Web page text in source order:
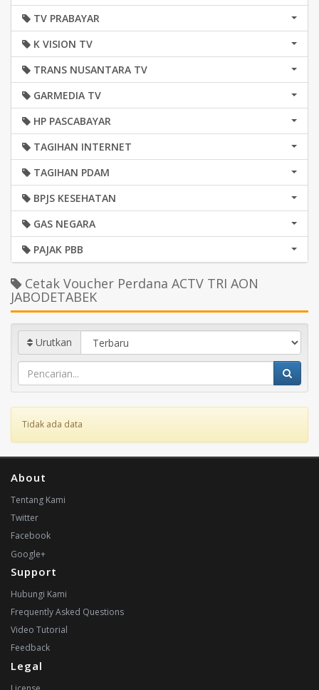
TV PRABAYAR
K VISION TV
TRANS NUSANTARA TV
GARMEDIA TV
HP PASCABAYAR
TAGIHAN INTERNET
TAGIHAN PDAM
BPJS KESEHATAN
GAS NEGARA
PAJAK PBB
Cetak Voucher Perdana ACTV TRI AON
JABODETABEK
Urutkan
Tidak ada data
About
Tentang Kami
Twitter
Facebook
Google+
Support
Hubungi Kami
Frequently Asked Questions
Video Tutorial
Feedback
Legal